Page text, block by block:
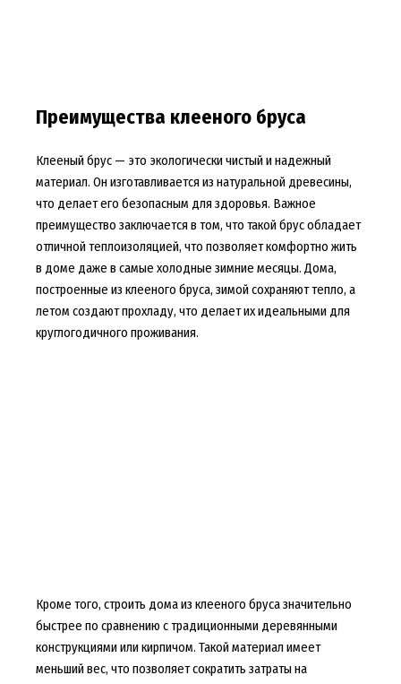
Преимущества клееного бруса
Клееный брус — это экологически чистый и надежный
материал. Он изготавливается из натуральной древесины,
что делает его безопасным для здоровья. Важное
преимущество заключается в том, что такой брус обладает
отличной теплоизоляцией, что позволяет комфортно жить
в доме даже в самые холодные зимние месяцы. Дома,
построенные из клееного бруса, зимой сохраняют тепло, а
летом создают прохладу, что делает их идеальными для
круглогодичного проживания.
Кроме того, строить дома из клееного бруса значительно
быстрее по сравнению с традиционными деревянными
конструкциями или кирпичом. Такой материал имеет
меньший вес, что позволяет сократить затраты на